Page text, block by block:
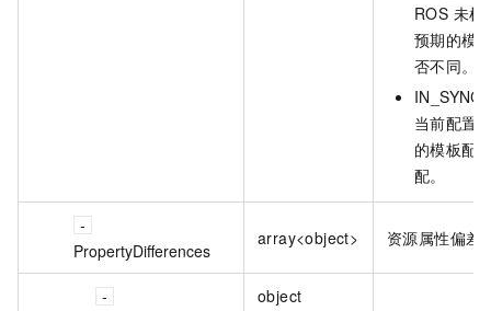
ROS 未检
预期的模
否不同。
IN_SYNC
当前配置
的模板配
配。
PropertyDifferences
array<object> 资源属性偏差
object